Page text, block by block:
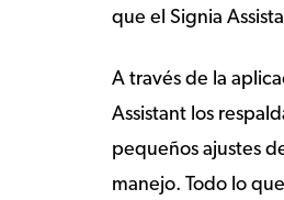
que el Signia
A través de la
Assistant los
pequeños ajustes
manejo. Todo lo